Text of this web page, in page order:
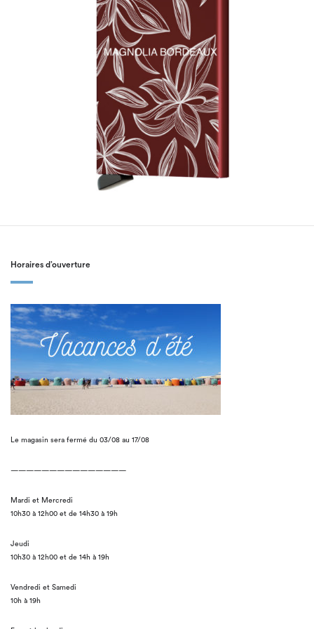
Horaires d’ouverture
Le magasin sera fermé du 03/08 au 17/08
———————————————
Mardi et Mercredi
10h30 à 12h00 et de 14h30 à 19h
Jeudi
10h30 à 12h00 et de 14h à 19h
Vendredi et Samedi
10h à 19h